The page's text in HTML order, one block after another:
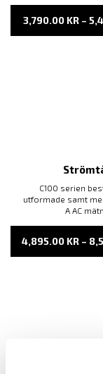
3,790.00 KR –
C100 serien
utformade samt
A AC
4,895.00 KR –